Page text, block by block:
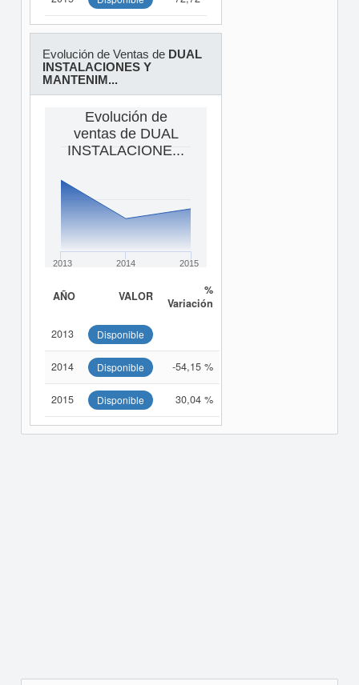
Evolución de Ventas de DUAL
INSTALACIONES Y
MANTENIM...
Evolución de
ventas de DUAL
INSTALACIONE...
2013 2014 2015
AÑO VALOR
%
Variación
2013 Disponible
2014 Disponible -54,15 %
2015 Disponible 30,04 %